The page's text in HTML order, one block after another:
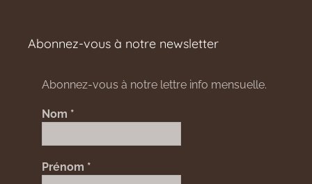
Abonnez-vous à notre newsletter
Abonnez-vous à notre lettre info mensuelle.
Nom *
Prénom *